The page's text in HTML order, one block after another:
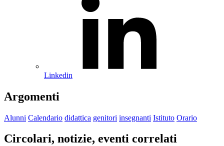
Linkedin
Argomenti
Alunni Calendario didattica genitori insegnanti Istituto Orario
Circolari, notizie, eventi correlati